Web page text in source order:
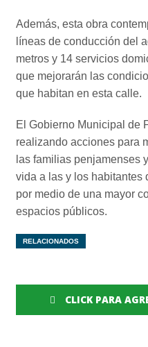
Además, esta obra
líneas de conducción del
metros y 14 servicios
que mejorarán las
que habitan en esta calle.
El Gobierno Municipal de
realizando acciones para
las familias penjamenses
vida a las y los habitantes
por medio de una mayor
espacios públicos.
RELACIONADOS
CLICK PARA